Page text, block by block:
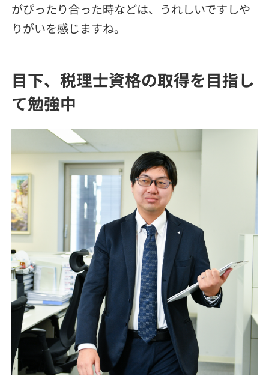
がぴったり合った時などは、うれしいですしや
りがいを感じますね。
目下、税理士資格の取得を目指し
て勉強中